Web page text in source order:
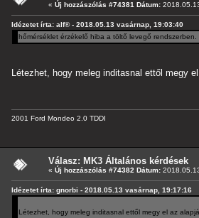
« Új hozzászólás #74381 Dátum:
Idézetet írta: alf® - 2018.05.13 vasárnap, 19:03:40
hőmérséklet érzékelő hiba a töltő levegő rendszerben.
Létezhet, hogy meleg inditasnal ettől megy
2001 Ford Mondeo 2.0 TDDI
Válasz: MK3 Általános kérdések
« Új hozzászólás #74382 Dátum:
Idézetet írta: gnorbi - 2018.05.13 vasárnap, 19:17:16
Létezhet, hogy meleg inditasnal ettől megy el az